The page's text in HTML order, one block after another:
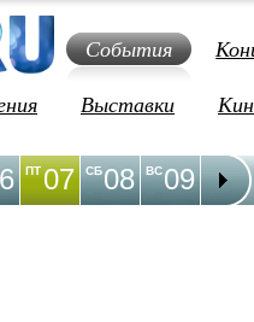
События
Выставки
07
ПТ 08
СБ 09
ВС 10
ПН